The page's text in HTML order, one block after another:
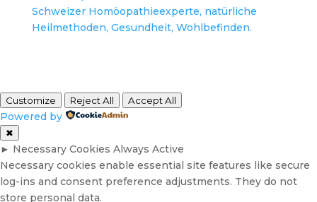
Customize Reject All Accept All
Powered by
✖
► Necessary Cookies Always Active
Necessary cookies enable essential site features like secure
log-ins and consent preference adjustments. They do not
store personal data.